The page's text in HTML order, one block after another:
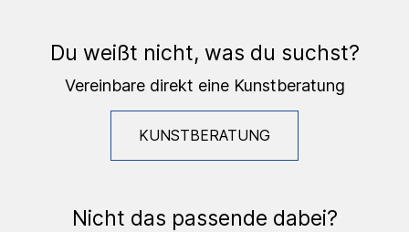
Du weißt nicht, was du suchst?
Vereinbare direkt eine Kunstberatung
KUNSTBERATUNG
Nicht das passende dabei?